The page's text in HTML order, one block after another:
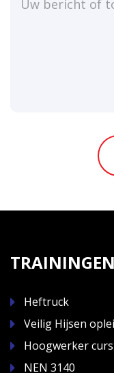
TRAININGEN
Heftruck
Veilig Hijsen
Hoogwerker
NEN 3140